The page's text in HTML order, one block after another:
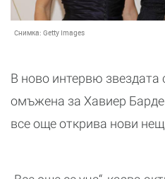
Снимка: Getty Images
В ново интервю звездата
омъжена за Хавиер
все още открива нови